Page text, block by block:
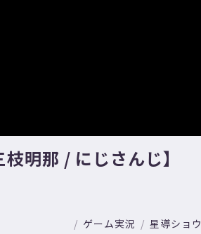
明那 / にじさんじ】
ゲーム実況 星導ショウ